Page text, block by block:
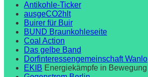
Antikohle-Ticker
ausgeCO2hlt
Buirer für Buir
BUND Braunkohleseite
Coal Action
Das gelbe Band
Dorfinteressengemeinschaft Wanlo
EKIB Energiekämpfe in Bewegung